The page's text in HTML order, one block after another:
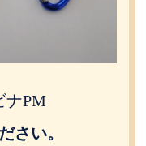
ナPM
さい。